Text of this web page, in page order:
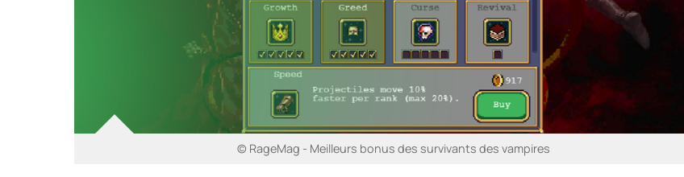
© RageMag - Meilleurs bonus des survivants des vampires